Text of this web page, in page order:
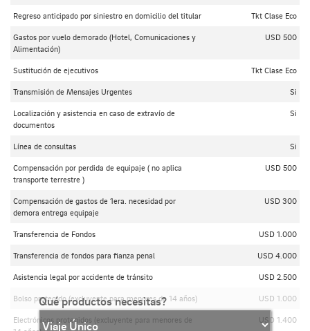
Regreso anticipado por siniestro en domicilio del titular Tkt Clase Eco
Gastos por vuelo demorado (Hotel, Comunicaciones y
Alimentación)
USD 500
Sustitución de ejecutivos Tkt Clase Eco
Transmisión de Mensajes Urgentes Si
Localización y asistencia en caso de extravío de
documentos
Si
Línea de consultas Si
Compensación por perdida de equipaje ( no aplica
transporte terrestre )
USD 500
Compensación de gastos de 1era. necesidad por
demora entrega equipaje
USD 300
Transferencia de Fondos USD 1.000
Transferencia de fondos para fianza penal USD 4.000
Asistencia legal por accidente de tránsito USD 2.500
Bolso protegido (excluyente para menores de 14 años) USD 1.000
Electrónicos protegidos (excluyente para menores de
USD 1.400
Qué productos necesitas?